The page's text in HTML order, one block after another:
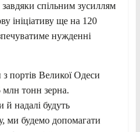
спільним зусиллям
ініціативу ще на 120
нужденні
з портів Великої Одеси
млн тонн зерна.
й надалі будуть
ми будемо допомагати